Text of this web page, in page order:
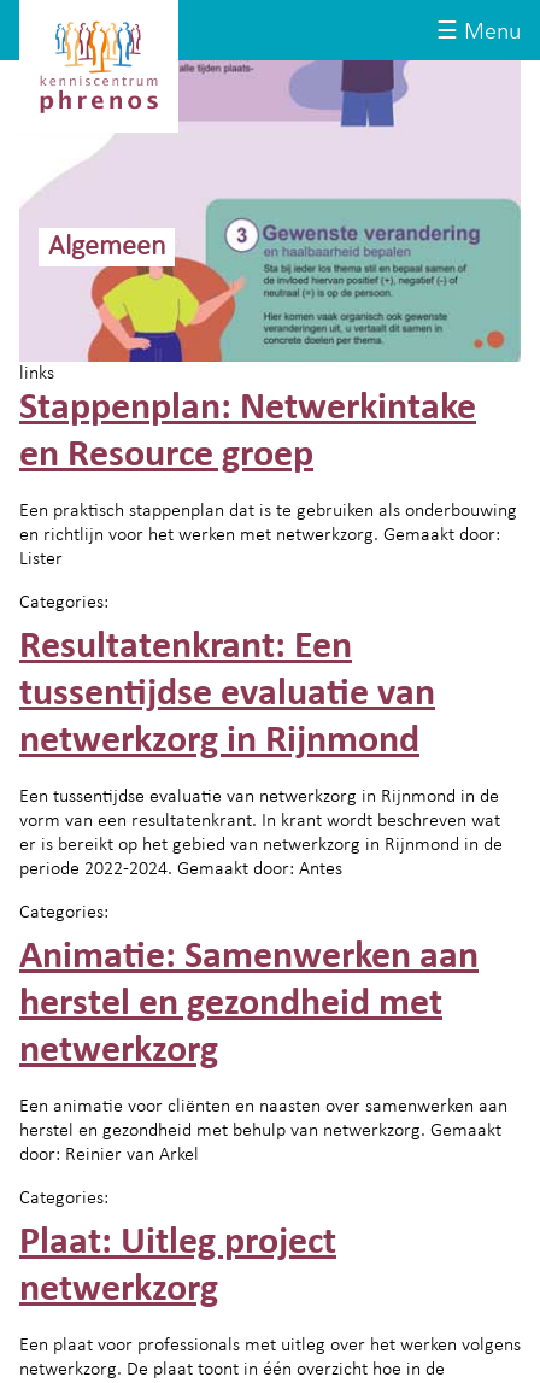
☰ Menu
Kenniscentrum
Phrenos
website
Algemeen
links
Stappenplan: Netwerkintake
en Resource groep
Een praktisch stappenplan dat is te gebruiken als onderbouwing
en richtlijn voor het werken met netwerkzorg. Gemaakt door:
Lister
Categories:
Resultatenkrant: Een
tussentijdse evaluatie van
netwerkzorg in Rijnmond
Een tussentijdse evaluatie van netwerkzorg in Rijnmond in de
vorm van een resultatenkrant. In krant wordt beschreven wat
er is bereikt op het gebied van netwerkzorg in Rijnmond in de
periode 2022-2024. Gemaakt door: Antes
Categories:
Animatie: Samenwerken aan
herstel en gezondheid met
netwerkzorg
Een animatie voor cliënten en naasten over samenwerken aan
herstel en gezondheid met behulp van netwerkzorg. Gemaakt
door: Reinier van Arkel
Categories:
Plaat: Uitleg project
netwerkzorg
Een plaat voor professionals met uitleg over het werken volgens
netwerkzorg. De plaat toont in één overzicht hoe in de